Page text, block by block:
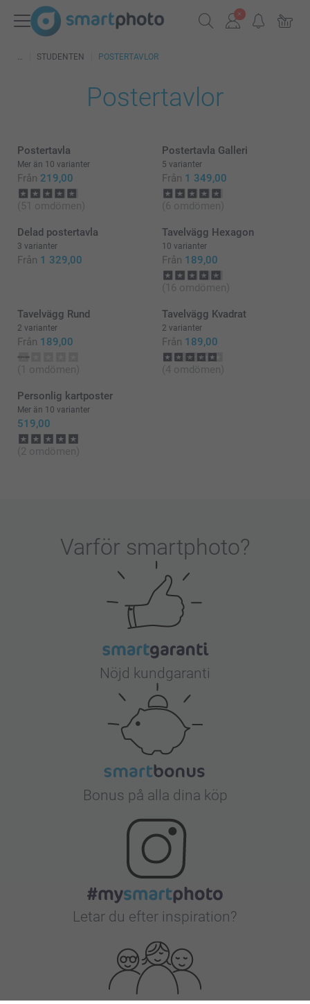
STUDENTEN POSTERTAVLOR
Postertavlor
Postertavla
Mer än 10 varianter
Från 219,00
(51 omdömen)
Postertavla Galleri
5 varianter
Från 1 349,00
(6 omdömen)
Delad postertavla
3 varianter
Från 1 329,00
Tavelvägg Hexagon
10 varianter
Från 189,00
(16 omdömen)
Tavelvägg Rund
2 varianter
Från 189,00
(1 omdömen)
Tavelvägg Kvadrat
2 varianter
Från 189,00
(4 omdömen)
Personlig kartposter
Mer än 10 varianter
519,00
(2 omdömen)
Varför smartphoto?
Nöjd kundgaranti
Bonus på alla dina köp
Letar du efter inspiration?